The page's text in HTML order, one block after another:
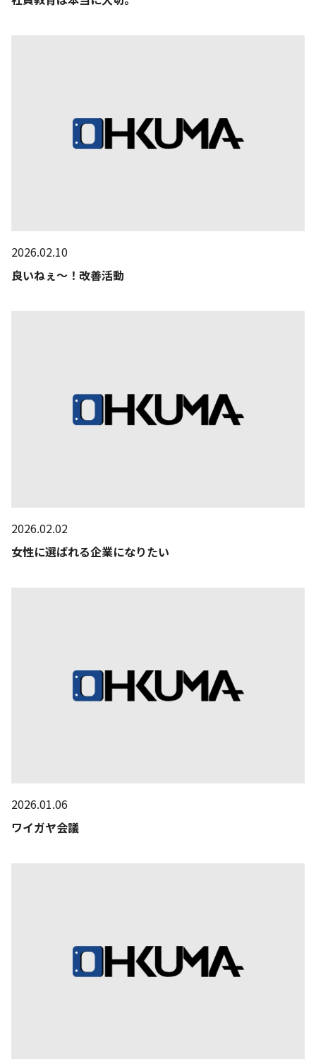
2026.02.10
良いねぇ～！改善活動
2026.02.02
女性に選ばれる企業になりたい
2026.01.06
ワイガヤ会議